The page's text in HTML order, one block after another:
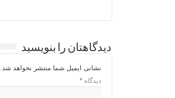
دیدگاهتان را بنویسید
نشانی ایمیل شما منتشر نخواهد شد.
دیدگاه *